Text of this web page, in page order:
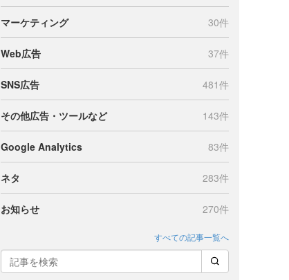
マーケティング 30件
Web広告 37件
SNS広告 481件
その他広告・ツールなど 143件
Google Analytics 83件
ネタ 283件
お知らせ 270件
すべての記事一覧へ